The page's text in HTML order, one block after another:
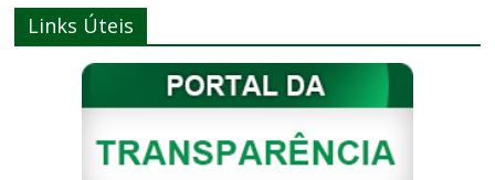
Links Úteis